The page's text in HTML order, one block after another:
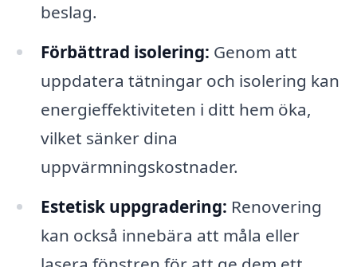
beslag.
Förbättrad isolering: Genom att
uppdatera tätningar och isolering kan
energieffektiviteten i ditt hem öka,
vilket sänker dina
uppvärmningskostnader.
Estetisk uppgradering: Renovering
kan också innebära att måla eller